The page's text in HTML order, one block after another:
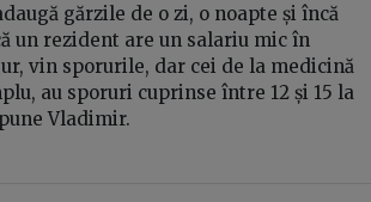
gărzile de o zi, o noapte și încă
un rezident are un salariu mic în
vin sporurile, dar cei de la medicină
au sporuri cuprinse între 12 și 15 la
Vladimir.